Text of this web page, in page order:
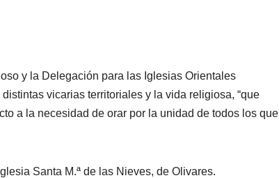
y la Delegación para las Iglesias Orientales
vicarias territoriales y la vida religiosa, “que
a la necesidad de orar por la unidad de todos los que
Santa M.ª de las Nieves, de Olivares.